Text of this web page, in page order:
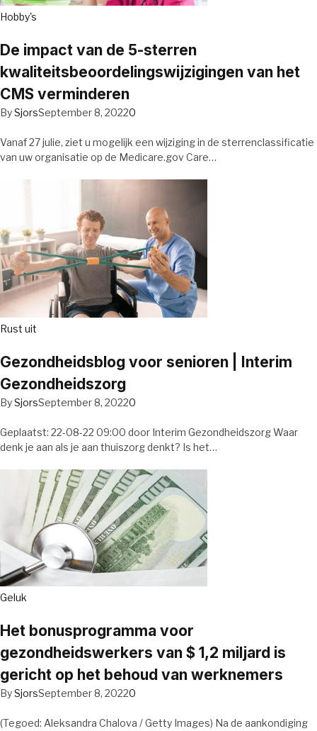
Hobby's
De impact van de 5-sterren
kwaliteitsbeoordelingswijzigingen van het
CMS verminderen
BySjorsSeptember 8, 20220
Vanaf 27 julie, ziet u mogelijk een wijziging in de sterrenclassificatie
van uw organisatie op de Medicare.gov Care…
Rust uit
Gezondheidsblog voor senioren | Interim
Gezondheidszorg
BySjorsSeptember 8, 20220
Geplaatst: 22-08-22 09:00 door Interim Gezondheidszorg Waar
denk je aan als je aan thuiszorg denkt? Is het…
Geluk
Het bonusprogramma voor
gezondheidswerkers van $ 1,2 miljard is
gericht op het behoud van werknemers
BySjorsSeptember 8, 20220
(Tegoed: Aleksandra Chalova / Getty Images) Na de aankondiging